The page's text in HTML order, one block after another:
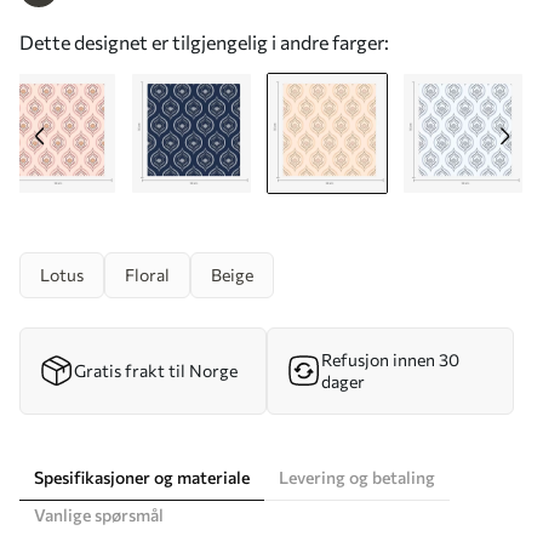
Dette designet er tilgjengelig i andre farger:
Lotus Floral Beige
Gratis frakt til Norge
Refusjon innen 30
dager
Spesifikasjoner og materiale
Levering og betaling
Vanlige spørsmål